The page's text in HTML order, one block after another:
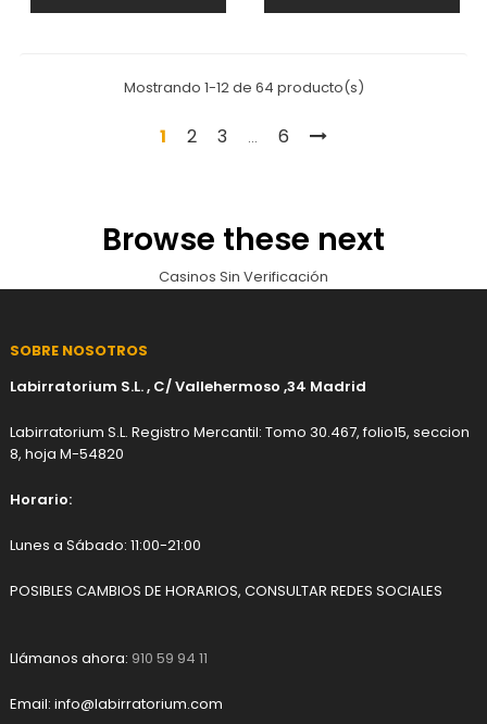
Mostrando 1-12 de 64 producto(s)
1 2 3 … 6
Browse these next
Casinos Sin Verificación
SOBRE NOSOTROS
Labirratorium S.L. , C/ Vallehermoso ,34 Madrid
Labirratorium S.L. Registro Mercantil: Tomo 30.467, folio15, seccion
8, hoja M-54820
Horario:
Lunes a Sábado: 11:00-21:00
POSIBLES CAMBIOS DE HORARIOS, CONSULTAR REDES SOCIALES
Llámanos ahora: 910 59 94 11
Email: info@labirratorium.com